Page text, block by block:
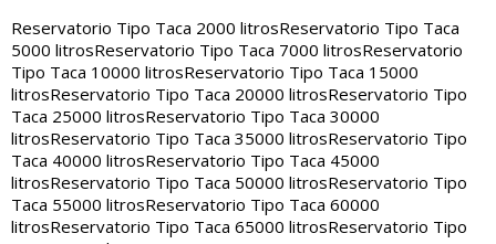
Reservatorio Tipo Taca 2000 litrosReservatorio Tipo Taca
5000 litrosReservatorio Tipo Taca 7000 litrosReservatorio
Tipo Taca 10000 litrosReservatorio Tipo Taca 15000
litrosReservatorio Tipo Taca 20000 litrosReservatorio Tipo
Taca 25000 litrosReservatorio Tipo Taca 30000
litrosReservatorio Tipo Taca 35000 litrosReservatorio Tipo
Taca 40000 litrosReservatorio Tipo Taca 45000
litrosReservatorio Tipo Taca 50000 litrosReservatorio Tipo
Taca 55000 litrosReservatorio Tipo Taca 60000
litrosReservatorio Tipo Taca 65000 litrosReservatorio Tipo